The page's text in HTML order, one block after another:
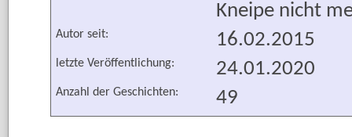
Kneipe nicht
Autor seit: 16.02.2015
letzte Veröffentlichung: 24.01.2020
Anzahl der Geschichten: 49